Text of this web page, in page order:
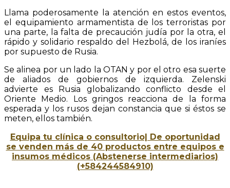
Llama poderosamente la atención en estos eventos,
el equipamiento armamentista de los terroristas por
una parte, la falta de precaución judía por la otra, el
rápido y solidario respaldo del Hezbolá, de los iraníes
por supuesto de Rusia.
Se alinea por un lado la OTAN y por el otro esa suerte
de aliados de gobiernos de izquierda. Zelenski
advierte es Rusia globalizando conflicto desde el
Oriente Medio. Los gringos reacciona de la forma
esperada y los rusos dejan constancia que si éstos se
meten, ellos también.
Equipa tu clínica o consultorio| De oportunidad
se venden más de 40 productos entre equipos e
insumos médicos (Abstenerse intermediarios)
(+584244584910)